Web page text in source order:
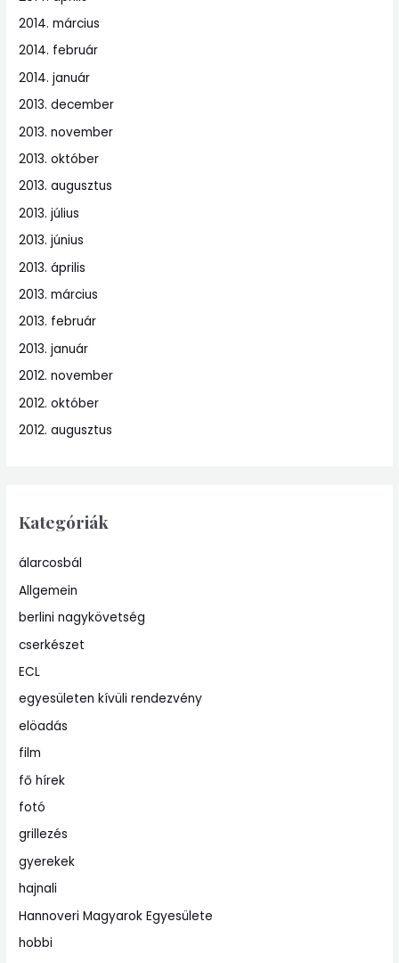
2014. március
2014. február
2014. január
2013. december
2013. november
2013. október
2013. augusztus
2013. július
2013. június
2013. április
2013. március
2013. február
2013. január
2012. november
2012. október
2012. augusztus
Kategóriák
álarcosbál
Allgemein
berlini nagykövetség
cserkészet
ECL
egyesületen kívüli rendezvény
elöadás
film
fő hírek
fotó
grillezés
gyerekek
hajnali
Hannoveri Magyarok Egyesülete
hobbi